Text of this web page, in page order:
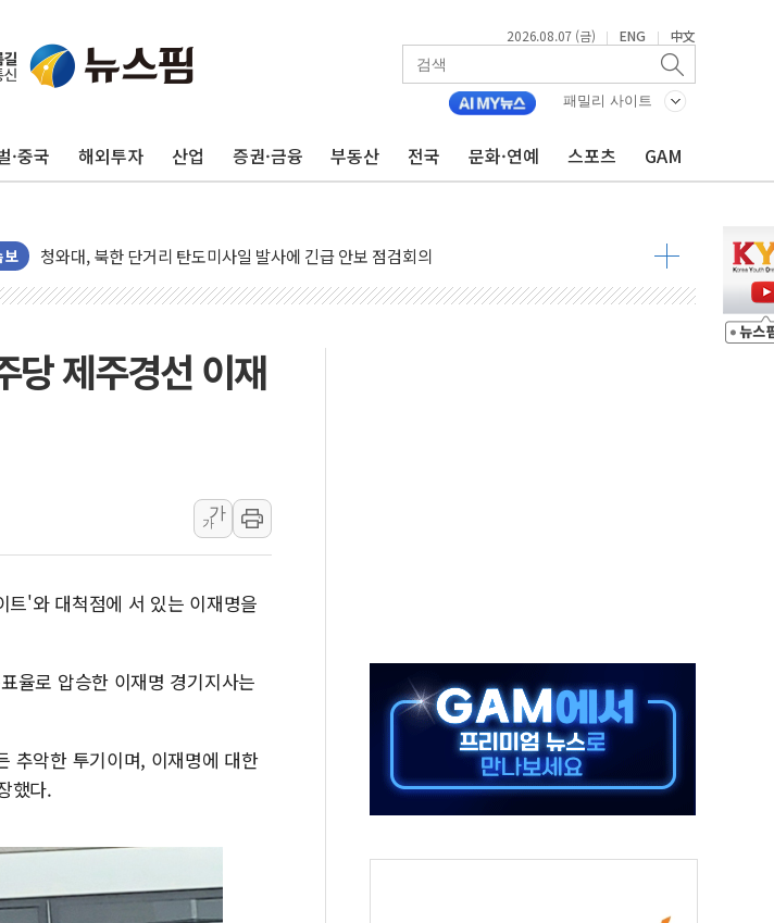
2026.08.07 (금) | ENG | 中文
패밀리 사이트
·중국 해외투자 산업 증권·금융 부동산 전국 문화·연예 스포츠 GAM
보
유럽증시, 견조한 실적 소화하며 대부분 상승… "2분기 기업 순이익 21% 증가" 전망
리투아니아 국방 "러, 우크라 드론으로 나토 회원국 공격 검토… 거짓 깃발 작전"
구광모, 내주 실리콘밸리서 젠슨 황 재회…로봇·AI 데이터센터·모빌리티 구체화
김정관 장관 "영업이익 N% 성과급 반대…상법·자본시장법 개정 논의"
뉴욕증시 프리뷰, 미 주가선물 AI주 차익실현 속 혼조세...웨스턴디지털·샌디스크↓
금값 7주 만에 최고…美 고용 둔화·호르무즈 재개방 기대에 강세
[인도증시] 중동 긴장 완화에 실적 호조까지, 상승...호실적 보고 기업 상승세 뚜렷
[베트남 증시] 지수 하락 속 'DGC' 임시 주총 기대감에 홀로 상한가…마진 잔액은 사상 최고
'월가의 황제' 다이먼 "금융시장 레버리지 위험수위…숨은 차입이 더 큰 변수"
[3보] 북, 원산서 동해로 단거리 탄도미사일 1발 발사… 올해 10번째·42일 만 도발
우크라 드론 전술, 중남미 콜롬비아에 새 안보 위기… 반군·마약카르텔이 습득해 전투 활용
주한미군 "오산기지 누출, 백린 아닌 무해한 표면 부식 물질"
제주경선 이재
가
가
'와 대척점에 서 있는 이재명을
율로 압승한 이재명 경기지사는
추악한 투기이며, 이재명에 대한
했다.